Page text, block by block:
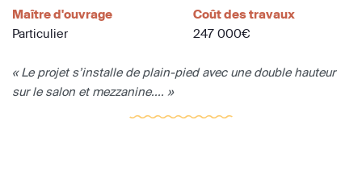
Maître d'ouvrage
Particulier
Coût des travaux
247 000€
« Le projet s’installe de plain-pied avec une double hauteur
sur le salon et mezzanine.... »